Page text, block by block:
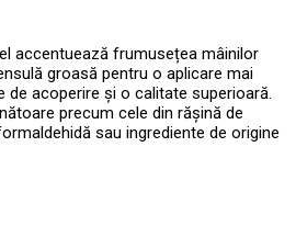
accentuează frumusețea mâinilor
groasă pentru o aplicare mai
de acoperire și o calitate superioară.
precum cele din rășină de
sau ingrediente de origine